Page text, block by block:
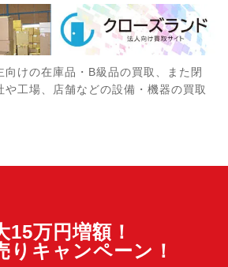
けの在庫品・B級品の買取、また閉
や工場、店舗などの設備・機器の買取
15万円増額！
りキャンペーン！